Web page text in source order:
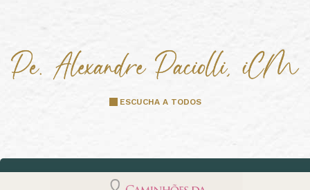
ESCUCHA A TODOS